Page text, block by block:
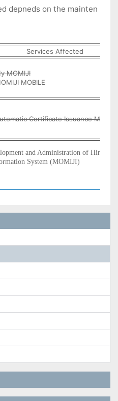
depneds on the mainten
Services Affected
MOMIJI
MOBILE
Certificate Issuance
and Administration of Hir
System (MOMIJI)